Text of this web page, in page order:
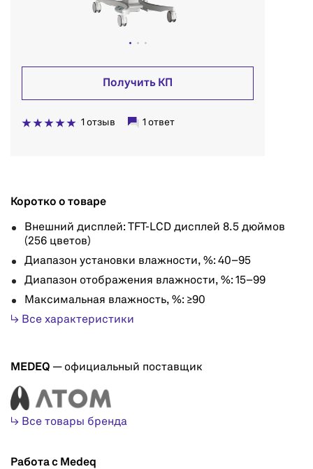
Получить КП
1 отзыв 1 ответ
Коротко о товаре
Внешний дисплей: TFT-LCD дисплей 8.5 дюймов
(256 цветов)
Диапазон установки влажности, %: 40–95
Диапазон отображения влажности, %: 15–99
Максимальная влажность, %: ≥90
↳ Все характеристики
MEDEQ — официальный поставщик
↳ Все товары бренда
Работа с Medeq